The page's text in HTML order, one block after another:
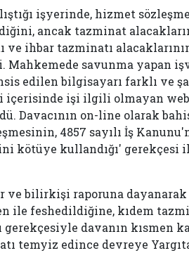
işyerinde, hizmet
ancak tazminat
ve ihbar tazminatı
savunma yapan
edilen bilgisayarı farklı ve
içerisinde işi ilgili olmayan
Davacının on-line olarak
4857 sayılı İş
kötüye kullandığı' gerekçesi
ve bilirkişi raporuna dayanarak
ile feshedildiğine, kıdem
gerekçesiyle davanın kısmen
temyiz edince devreye